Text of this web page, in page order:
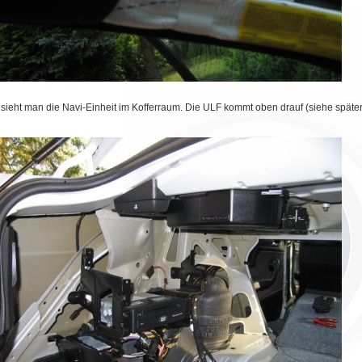
man die Navi-Einheit im Kofferraum. Die ULF kommt oben drauf (siehe